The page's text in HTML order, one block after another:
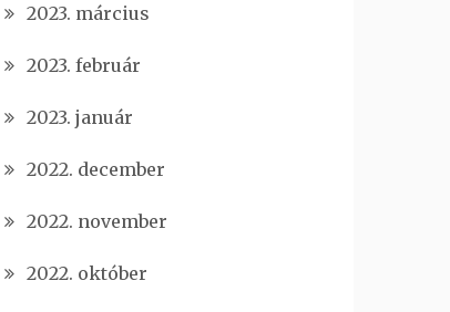
2023. március
2023. február
2023. január
2022. december
2022. november
2022. október